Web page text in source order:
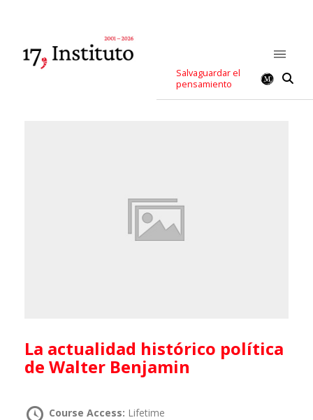
Salvaguardar el
pensamiento
La actualidad histórico política
de Walter Benjamin
Course Access: Lifetime